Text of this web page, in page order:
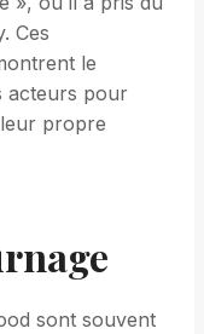
Ces
le
acteurs pour
propre
sont souvent